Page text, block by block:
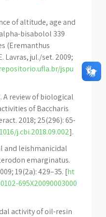
of altitude, age and
bisabolol 339
(Eremanthus
Lavras, jul./set. 2009;
jspu
A review of biological
of Baccharis
2018; 25(296): 65-
j.cbi.2018.09.002].
and leishmanicidal
emarginatus.
19(2a): 429–35. [ht
695X20090003000
activity of oil-resin